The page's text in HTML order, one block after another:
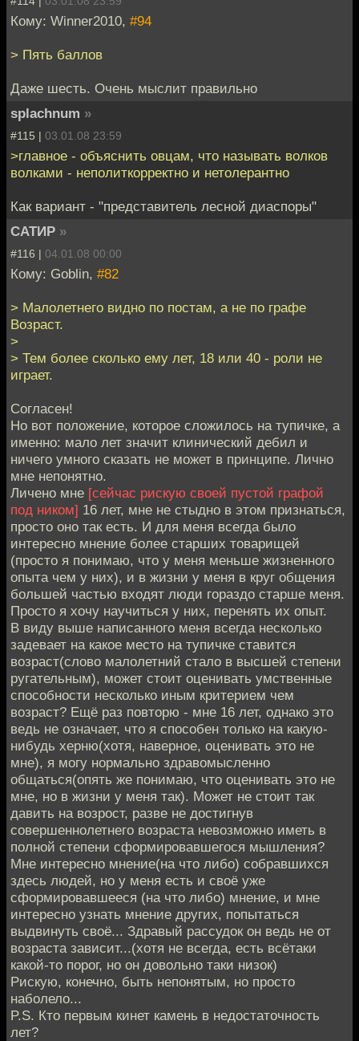
Кому: Winner2010, #94
> Пять баллов
Даже шесть. Очень мыслит правильно
splachnum »
#115 | 03.01.08 23:59
>главное - объяснить овцам, что называть волков
волками - неполиткорректно и нетолерантно
Как вариант - "представитель лесной диаспоры"
САТИР »
#116 | 04.01.08 00:00
Кому: Goblin, #82
> Малолетнего видно по постам, а не по графе
Возраст.
>
> Тем более сколько ему лет, 18 или 40 - роли не
играет.
Согласен!
Но вот положение, которое сложилось на тупичке, а
именно: мало лет значит клинический дебил и
ничего умного сказать не может в принципе. Лично
мне непонятно.
Личено мне [сейчас рискую своей пустой графой
под ником] 16 лет, мне не стыдно в этом признаться,
просто оно так есть. И для меня всегда было
интересно мнение более старших товарищей
(просто я понимаю, что у меня меньше жизненного
опыта чем у них), и в жизни у меня в круг общения
большей частью входят люди гораздо старше меня.
Просто я хочу научиться у них, перенять их опыт.
В виду выше написанного меня всегда несколько
задевает на какое место на тупичке ставится
возраст(слово малолетний стало в высшей степени
ругательным), может стоит оценивать умственные
способности несколько иным критерием чем
возраст? Ещё раз повторю - мне 16 лет, однако это
ведь не означает, что я способен только на какую-
нибудь херню(хотя, наверное, оценивать это не
мне), я могу нормально здравомысленно
общаться(опять же понимаю, что оценивать это не
мне, но в жизни у меня так). Может не стоит так
давить на возрост, разве не достигнув
совершеннолетнего возраста невозможно иметь в
полной степени сформировавшегося мышления?
Мне интересно мнение(на что либо) собравшихся
здесь людей, но у меня есть и своё уже
сформировавшееся (на что либо) мнение, и мне
интересно узнать мнение других, попытаться
выдвинуть своё... Здравый рассудок он ведь не от
возраста зависит...(хотя не всегда, есть всётаки
какой-то порог, но он довольно таки низок)
Рискую, конечно, быть непонятым, но просто
наболело...
P.S. Кто первым кинет камень в недостаточность
лет?